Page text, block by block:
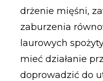
drżenie mięśni,
zaburzenia
laurowych
mieć działanie
doprowadzić do